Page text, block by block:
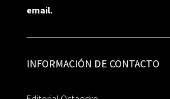
email.
INFORMACIÓN DE CONTACTO